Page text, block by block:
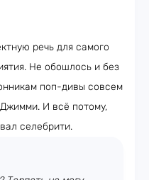
речь для самого
Не обошлось и без
поп-дивы совсем
И всё потому,
селебрити.